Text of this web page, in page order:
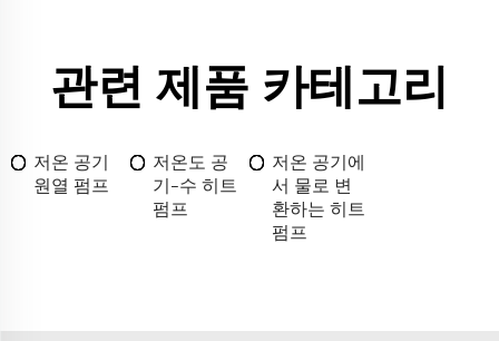
관련 제품 카테고리
저온 공기
원열 펌프
저온도 공
기-수 히트
펌프
저온 공기에
서 물로 변
환하는 히트
펌프